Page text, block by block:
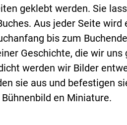
geklebt werden. Sie
Aus jeder Seite wird
bis zum
Geschichte, die wir uns
werden wir Bilder
sie aus und befestigen
en Miniature.